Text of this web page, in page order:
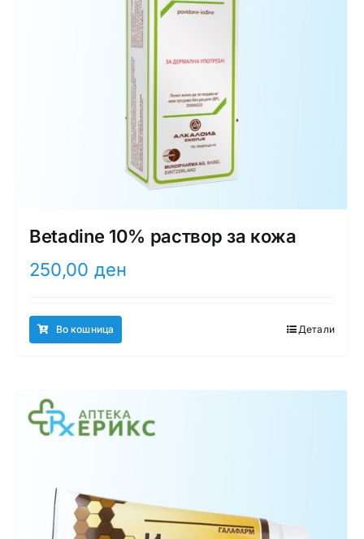
Betadine 10% раствор за кожа
250,00 ден
Во кошница Детали